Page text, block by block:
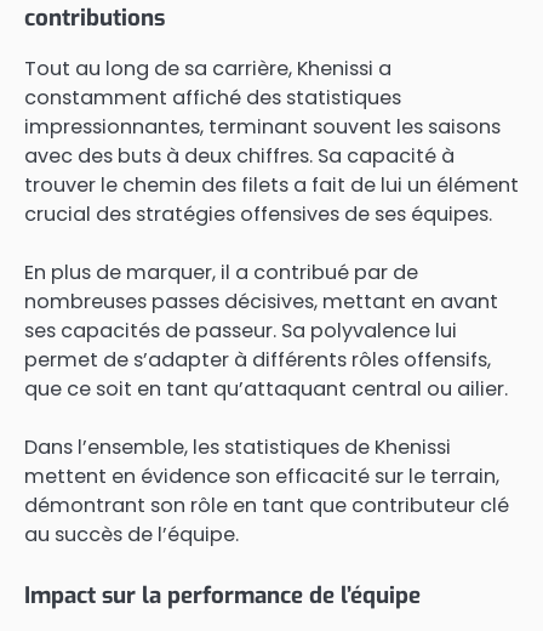
contributions
Tout au long de sa carrière, Khenissi a
constamment affiché des statistiques
impressionnantes, terminant souvent les saisons
avec des buts à deux chiffres. Sa capacité à
trouver le chemin des filets a fait de lui un élément
crucial des stratégies offensives de ses équipes.
En plus de marquer, il a contribué par de
nombreuses passes décisives, mettant en avant
ses capacités de passeur. Sa polyvalence lui
permet de s’adapter à différents rôles offensifs,
que ce soit en tant qu’attaquant central ou ailier.
Dans l’ensemble, les statistiques de Khenissi
mettent en évidence son efficacité sur le terrain,
démontrant son rôle en tant que contributeur clé
au succès de l’équipe.
Impact sur la performance de l’équipe